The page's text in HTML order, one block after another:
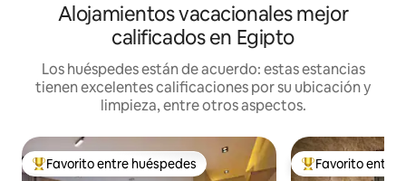
Alojamientos vacacionales mejor
calificados en Egipto
Los huéspedes están de acuerdo: estas estancias
tienen excelentes calificaciones por su ubicación y
limpieza, entre otros aspectos.
De los mejores en Favorito entre huéspedes
Favorito entre huéspedes De los mejores
Favorito entre